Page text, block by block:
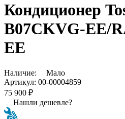
Кондиционер
B07CKVG-EE/
EE
Наличие:
Мало
Артикул: 00-00004859
75 900 ₽
Нашли дешевле?